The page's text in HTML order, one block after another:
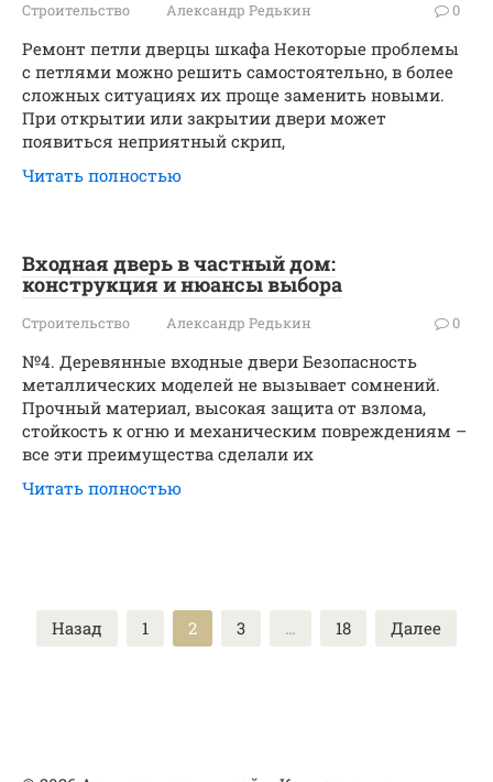
Строительство Александр Редькин 0
Ремонт петли дверцы шкафа Некоторые проблемы
с петлями можно решить самостоятельно, в более
сложных ситуациях их проще заменить новыми.
При открытии или закрытии двери может
появиться неприятный скрип,
Читать полностью
Входная дверь в частный дом:
конструкция и нюансы выбора
Строительство Александр Редькин 0
№4. Деревянные входные двери Безопасность
металлических моделей не вызывает сомнений.
Прочный материал, высокая защита от взлома,
стойкость к огню и механическим повреждениям –
все эти преимущества сделали их
Читать полностью
Пагинация
записей
Назад 1 2 3 … 18 Далее